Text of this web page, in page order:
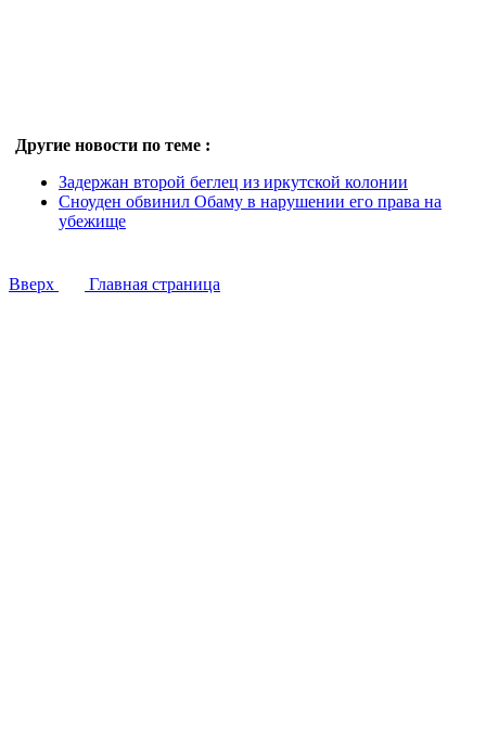
Другие новости по теме :
Задержан второй беглец из иркутской колонии
Сноуден обвинил Обаму в нарушении его права на
убежище
Вверх Главная страница